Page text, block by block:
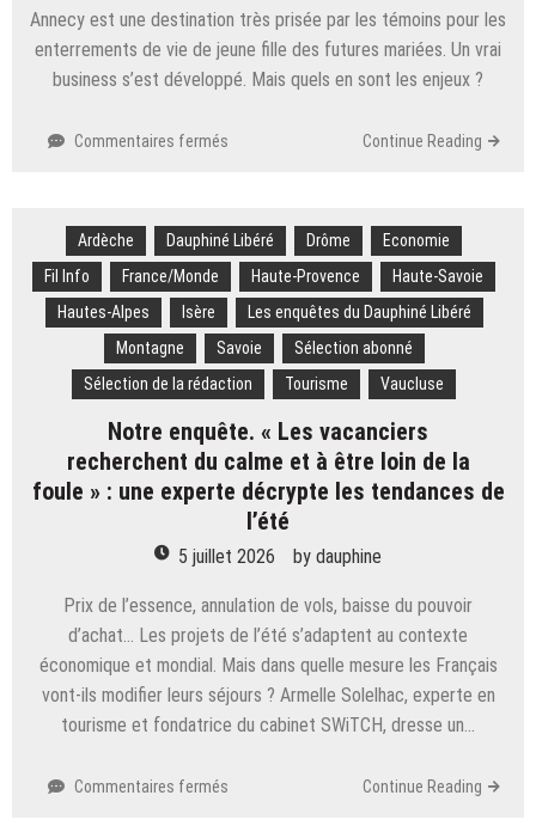
du
refuge
de
la
Annecy est une destination très prisée par les témoins pour les
enterrements de vie de jeune fille des futures mariées. Un vrai
business s’est développé. Mais quels en sont les enjeux ?
Commentaires fermés
est
l’eldorado
des
enterrements
de
vie
de
fille :
« De
9 h
on
que
des
EVJF
certains
samedis »
Continue Reading
Ardèche Dauphiné Libéré Drôme
Economie
Fil Info
France/Monde Haute-Provence
Haute-Savoie
Hautes-Alpes
Isère
Les enquêtes du Dauphiné Libéré
Montagne
Savoie
Sélection abonné
Sélection de la rédaction
Tourisme Vaucluse
Notre enquête. « Les vacanciers
recherchent du calme et à être loin de la
foule » : une experte décrypte les tendances de
l’été
5 juillet 2026 by dauphine
Prix de l’essence, annulation de vols, baisse du pouvoir
d’achat… Les projets de l’été s’adaptent au contexte
économique et mondial. Mais dans quelle mesure les Français
vont-ils modifier leurs séjours ? Armelle Solelhac, experte en
tourisme et fondatrice du cabinet SWiTCH, dresse un…
Commentaires fermés Continue Reading